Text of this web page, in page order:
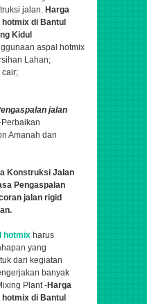
jalan. Harga
hotmix di Bantul
Kidul
aspal hotmix
Lahan;
cair;
jalan
Perbaikan
Amanah dan
Konstruksi Jalan
Pengaspalan
jalan rigid
hotmix harus
yang
dari kegiatan
banyak
Plant -Harga
hotmix di Bantul